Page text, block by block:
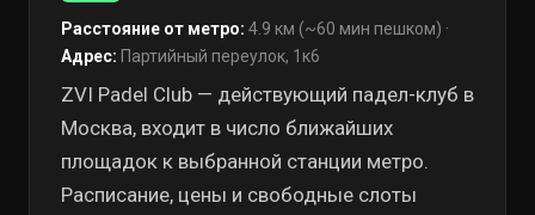
Расстояние от метро: 4.9 км (~60 мин пешком) ·
Адрес: Партийный переулок, 1к6
ZVI Padel Club — действующий падел-клуб в
Москва, входит в число ближайших
площадок к выбранной станции метро.
Расписание, цены и свободные слоты